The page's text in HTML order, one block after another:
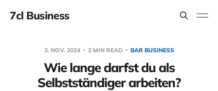
7cl Business
3. NOV. 2024 2 MIN READ BAR BUSINESS
Wie lange darfst du als
Selbstständiger arbeiten?